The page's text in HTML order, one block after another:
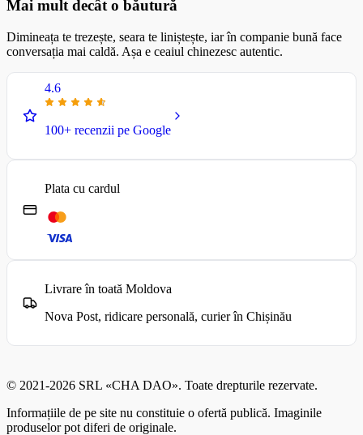
Mai mult decât o băutură
Dimineața te trezește, seara te liniștește, iar în companie bună face
conversația mai caldă. Așa e ceaiul chinezesc autentic.
4.6
100+ recenzii pe Google
Plata cu cardul
Livrare în toată Moldova
Nova Post, ridicare personală, curier în Chișinău
© 2021-2026 SRL «CHA DAO». Toate drepturile rezervate.
Informațiile de pe site nu constituie o ofertă publică. Imaginile
produselor pot diferi de originale.